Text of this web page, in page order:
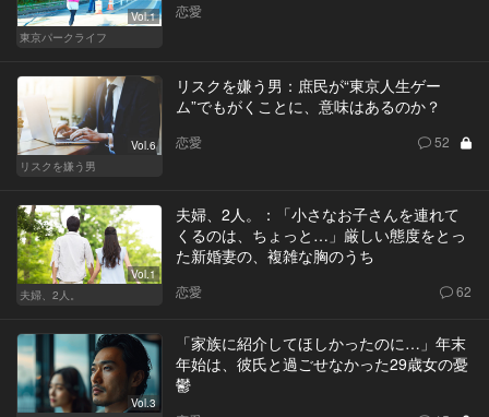
Vol.1
東京パークライフ
恋愛
Vol.6
リスクを嫌う男
リスクを嫌う男：庶民が“東京人生ゲー
ム”でもがくことに、意味はあるのか？
恋愛 52
Vol.1
夫婦、2人。
夫婦、2人。：「小さなお子さんを連れて
くるのは、ちょっと…」厳しい態度をとっ
た新婚妻の、複雑な胸のうち
恋愛 62
Vol.3
「家族に紹介してほしかったのに…」年末
年始は、彼氏と過ごせなかった29歳女の憂
鬱